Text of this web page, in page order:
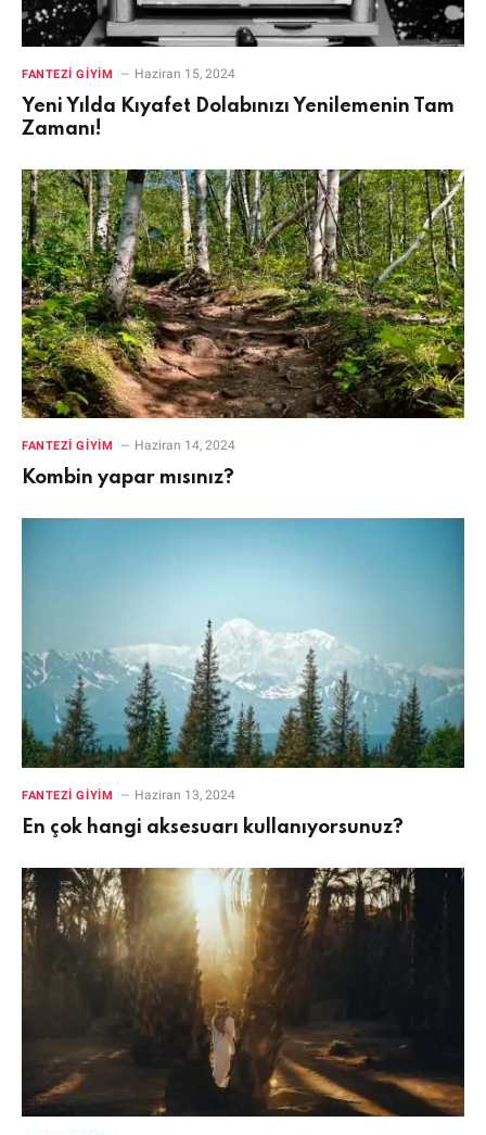
FANTEZI GIYIM Haziran 15, 2024
Yeni Yılda Kıyafet Dolabınızı Yenilemenin Tam
Zamanı!
FANTEZI GIYIM Haziran 14, 2024
Kombin yapar mısınız?
FANTEZI GIYIM Haziran 13, 2024
En çok hangi aksesuarı kullanıyorsunuz?